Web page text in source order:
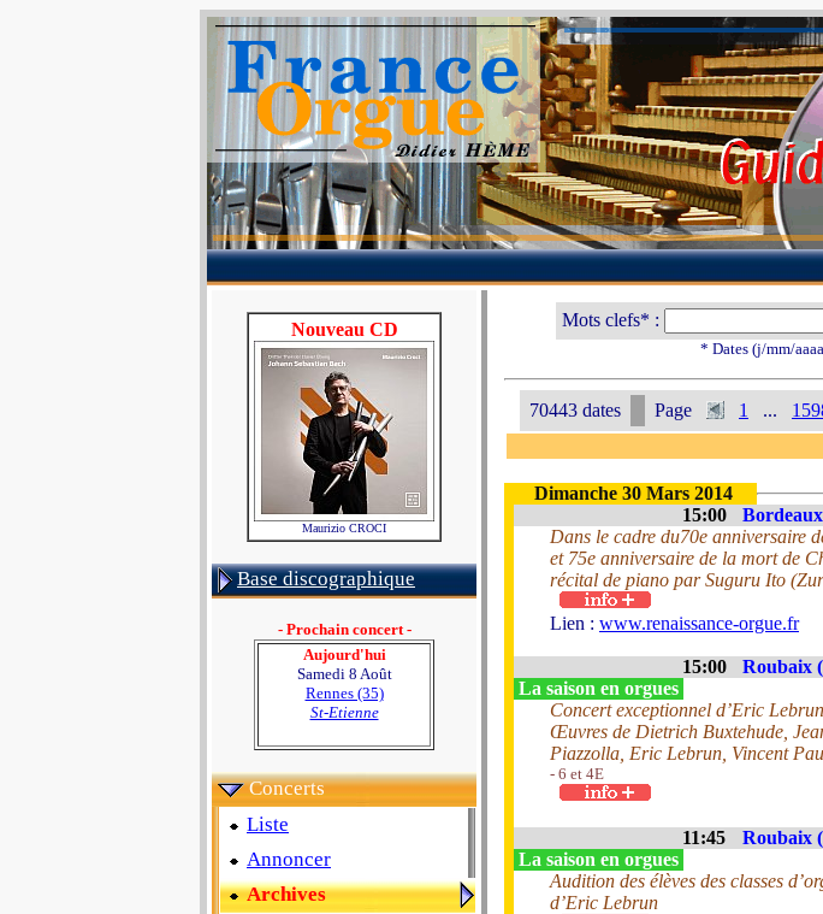
Nouveau CD
Maurizio CROCI
Base discographique
- Prochain concert -
Aujourd'hui
Samedi 8 Août
Rennes (35)
St-Etienne
Concerts
Liste
Annoncer
Archives
Mots clefs* :
* Dates (j/mm/
70443 dates Page 1 ...
Dimanche 30 Mars 2014
15:00
Dans le cadre du70e anniversaire
et 75e anniversaire de la mort de
récital de piano par Suguru Ito
Lien : www.renaissance-orgue.fr
15:00 Roubaix
La saison en orgues
Concert exceptionnel d’Eric
Œuvres de Dietrich Buxtehude,
Piazzolla, Eric Lebrun, Vincent
- 6 et 4E
11:45 Roubaix
La saison en orgues
Audition des élèves des classes
d’Eric Lebrun